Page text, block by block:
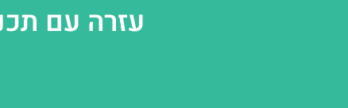
עזרה עם